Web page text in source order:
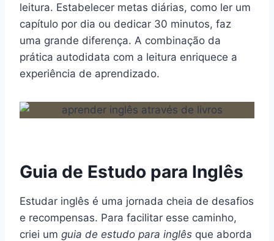
leitura. Estabelecer metas diárias, como ler um
capítulo por dia ou dedicar 30 minutos, faz
uma grande diferença. A combinação da
prática autodidata com a leitura enriquece a
experiência de aprendizado.
Guia de Estudo para Inglês
Estudar inglês é uma jornada cheia de desafios
e recompensas. Para facilitar esse caminho,
criei um guia de estudo para inglês que aborda